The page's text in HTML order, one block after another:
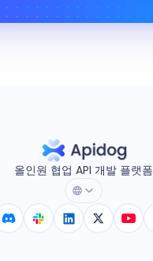
올인원 협업 API 개발 플랫폼